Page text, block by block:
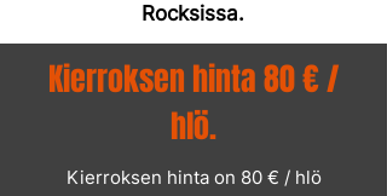
Rocksissa.
Kierroksen hinta 80 € /
hlö.
Kierroksen hinta on 80 € / hlö